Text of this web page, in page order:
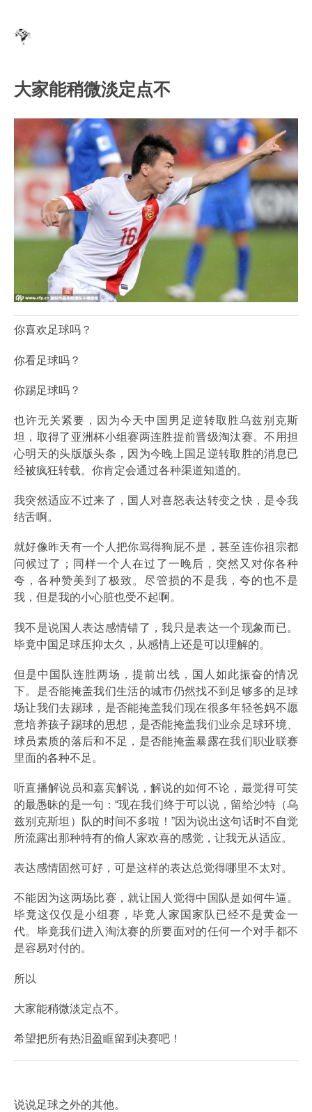
大家能稍微淡定点不
你喜欢足球吗？
你看足球吗？
你踢足球吗？
也许无关紧要，因为今天中国男足逆转取胜乌兹别克斯
坦，取得了亚洲杯小组赛两连胜提前晋级淘汰赛。不用担
心明天的头版版头条，因为今晚上国足逆转取胜的消息已
经被疯狂转载。你肯定会通过各种渠道知道的。
我突然适应不过来了，国人对喜怒表达转变之快，是令我
结舌啊。
就好像昨天有一个人把你骂得狗屁不是，甚至连你祖宗都
问候过了；同样一个人在过了一晚后，突然又对你各种
夸，各种赞美到了极致。尽管损的不是我，夸的也不是
我，但是我的小心脏也受不起啊。
我不是说国人表达感情错了，我只是表达一个现象而已。
毕竟中国足球压抑太久，从感情上还是可以理解的。
但是中国队连胜两场，提前出线，国人如此振奋的情况
下。是否能掩盖我们生活的城市仍然找不到足够多的足球
场让我们去踢球，是否能掩盖我们现在很多年轻爸妈不愿
意培养孩子踢球的思想，是否能掩盖我们业余足球环境、
球员素质的落后和不足，是否能掩盖暴露在我们职业联赛
里面的各种不足。
听直播解说员和嘉宾解说，解说的如何不论，最觉得可笑
的最愚昧的是一句：“现在我们终于可以说，留给沙特（乌
兹别克斯坦）队的时间不多啦！”因为说出这句话时不自觉
所流露出那种特有的偷人家欢喜的感觉，让我无从适应。
表达感情固然可好，可是这样的表达总觉得哪里不太对。
不能因为这两场比赛，就让国人觉得中国队是如何牛逼。
毕竟这仅仅是小组赛，毕竟人家国家队已经不是黄金一
代。毕竟我们进入淘汰赛的所要面对的任何一个对手都不
是容易对付的。
所以
大家能稍微淡定点不。
希望把所有热泪盈眶留到决赛吧！
说说足球之外的其他。